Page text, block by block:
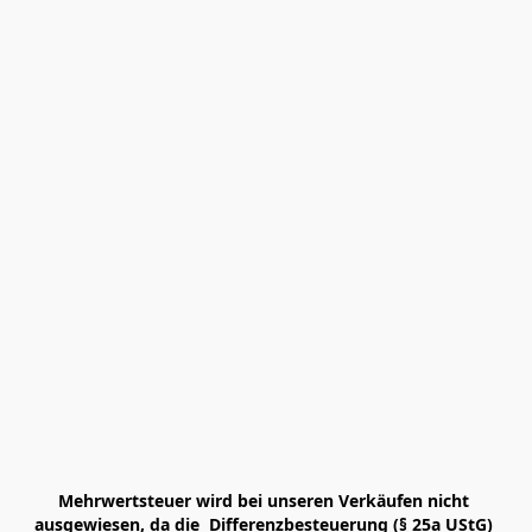
Mehrwertsteuer wird bei unseren Verkäufen nicht
ausgewiesen, da die  Differenzbesteuerung (§ 25a UStG)